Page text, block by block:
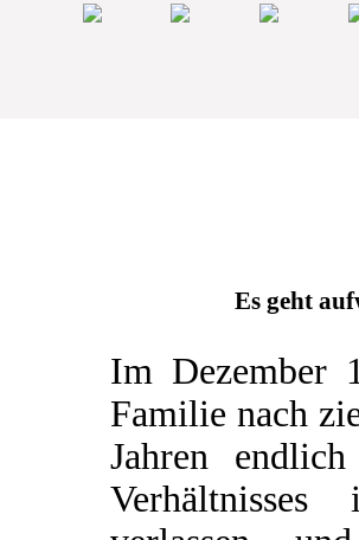
Es geht
Im Dezember
Familie nach
Jahren